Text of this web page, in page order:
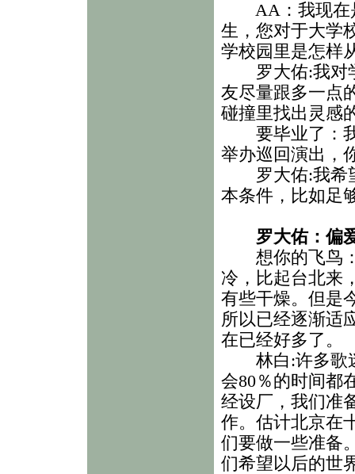
AA：我现在是
生，您对于大学
学校园里是怎样
罗大佑:我对学
友尽量跟多一点
碰撞里找出灵感
要毕业了：我
举办巡回演出，
罗大佑:我希望
本条件，比如足
罗大佑：偏
想你的飞鸟：
冷，比起台北来
有些干燥。但是
所以已经逐渐适
在已经好多了。
林白:许多歌迷
会80％的时间都
经设厂，我们准
作。估计北京在
们要做一些准备
们希望以后的世